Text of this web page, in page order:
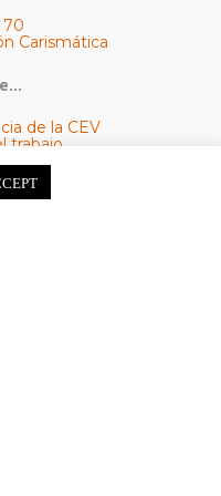
70
Carismática
de la CEV
trabajo
Marco...